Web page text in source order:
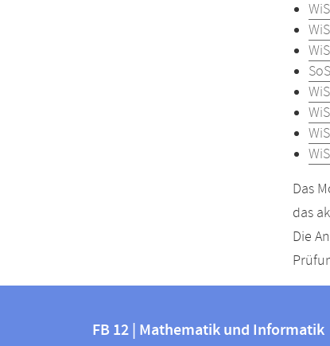
Das
das
Die
FB
FB 12 | Mathematik und Informatik